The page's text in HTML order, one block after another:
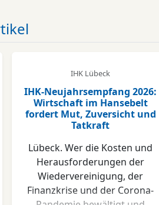
IHK Lübeck
IHK-Neujahrsempfang 2026:
Wirtschaft im Hansebelt
fordert Mut, Zuversicht und
Tatkraft
Lübeck. Wer die Kosten und
Herausforderungen der
Wiedervereinigung, der
Finanzkrise und der Corona-